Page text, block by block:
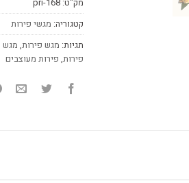
מק"ט:pri-168
קטגוריה: מגשי פירות
תגיות: מגש פירות, מגש
פירות, פירות מעוצבים